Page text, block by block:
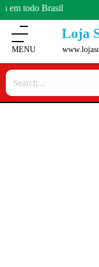
em todo Brasil
Loja